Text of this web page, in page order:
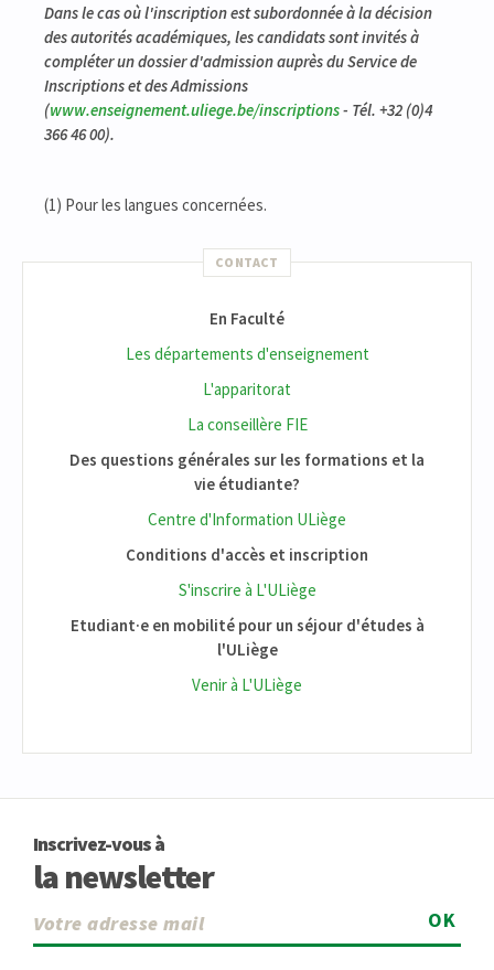
Dans le cas où l'inscription est subordonnée à la décision
des autorités académiques, les candidats sont invités à
compléter un dossier d'admission auprès du Service de
Inscriptions et des Admissions
(www.enseignement.uliege.be/inscriptions- Tél. +32 (0)4
366 46 00).
(1) Pour les langues concernées.
CONTACT
En Faculté
Les départements d'enseignement
L'apparitorat
La conseillère FIE
Des questions générales sur les formations et la
vie étudiante?
Centre d'Information ULiège
Conditions d'accès et inscription
S'inscrire à L'ULiège
Etudiant·e en mobilité pour un séjour d'études à
l'ULiège
Venir à L'ULiège
Inscrivez-vous à
la newsletter
OK